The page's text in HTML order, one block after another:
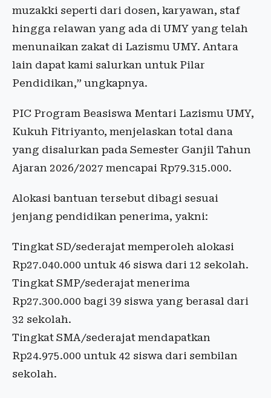
muzakki seperti dari dosen, karyawan, staf
hingga relawan yang ada di UMY yang telah
menunaikan zakat di Lazismu UMY. Antara
lain dapat kami salurkan untuk Pilar
Pendidikan,” ungkapnya.
PIC Program Beasiswa Mentari Lazismu UMY,
Kukuh Fitriyanto, menjelaskan total dana
yang disalurkan pada Semester Ganjil Tahun
Ajaran 2026/2027 mencapai Rp79.315.000.
Alokasi bantuan tersebut dibagi sesuai
jenjang pendidikan penerima, yakni:
Tingkat SD/sederajat memperoleh alokasi
Rp27.040.000 untuk 46 siswa dari 12 sekolah.
Tingkat SMP/sederajat menerima
Rp27.300.000 bagi 39 siswa yang berasal dari
32 sekolah.
Tingkat SMA/sederajat mendapatkan
Rp24.975.000 untuk 42 siswa dari sembilan
sekolah.